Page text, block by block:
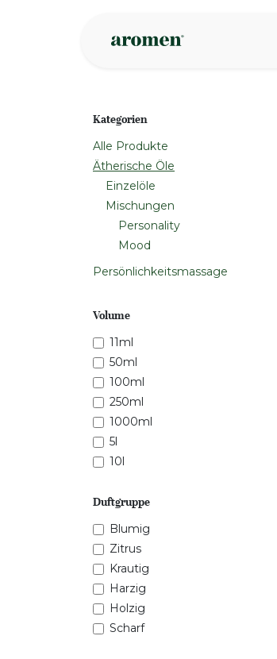
Kategorien
Alle Produkte
Ätherische Öle
Einzelöle
Mischungen
Personality
Mood
Persönlichkeitsmassage
Volume
11ml
50ml
100ml
250ml
1000ml
5l
10l
Duftgruppe
Blumig
Zitrus
Krautig
Harzig
Holzig
Scharf